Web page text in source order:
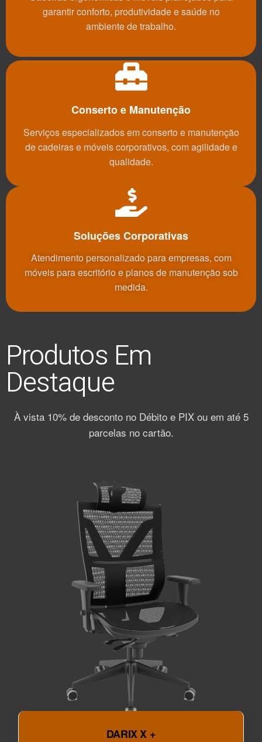
garantir conforto, produtividade e saúde no
ambiente de trabalho.
Conserto e Manutenção
Serviços especializados em conserto e manutenção
de cadeiras e móveis corporativos, com agilidade e
qualidade.
Soluções Corporativas
Atendimento personalizado para empresas, com
móveis para escritório e planos de manutenção sob
medida.
Produtos Em
Destaque
À vista 10% de desconto no Débito e PIX ou em até 5
parcelas no cartão.
DARIX X +